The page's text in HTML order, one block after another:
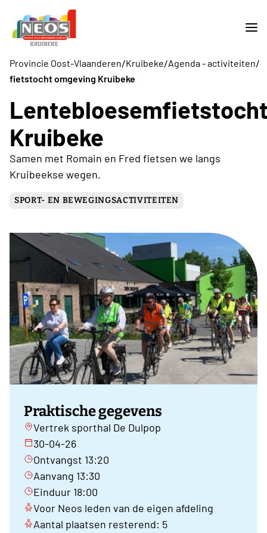
Provincie Oost-Vlaanderen/Kruibeke/Agenda - activiteiten/
fietstocht omgeving Kruibeke
Kruibeke
Samen met Romain en Fred fietsen we langs
Kruibeekse wegen.
SPORT- EN BEWEGINGSACTIVITEITEN
Praktische gegevens
Vertrek sporthal De Dulpop
30-04-26
Ontvangst 13:20
Aanvang 13:30
Einduur 18:00
Voor Neos leden van de eigen afdeling
Aantal plaatsen resterend: 5